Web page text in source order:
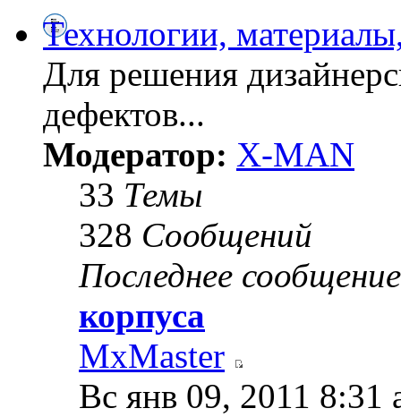
Технологии,
Для решения
дефектов...
Модератор: X-MAN
33 Темы
328 Сообщений
Последнее сообщение
корпуса
MxMaster
Вс янв 09, 2011 8:31